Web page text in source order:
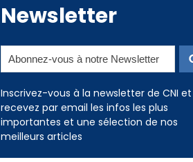
Newsletter
Inscrivez-vous à la newsletter de CNI et
recevez par email les infos les plus
importantes et une sélection de nos
meilleurs articles